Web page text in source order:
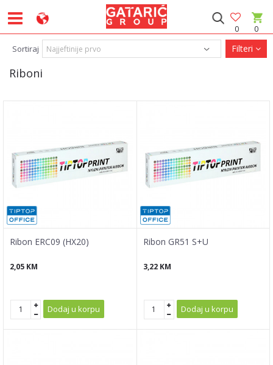
0
0
Riboni
Sortiraj Filteri
Ribon ERC09 (HX20)
2,05 KM
Dodaj u korpu
Ribon GR51 S+U
3,22 KM
Dodaj u korpu